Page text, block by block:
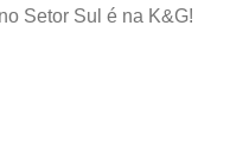
Setor Sul é na K&G!